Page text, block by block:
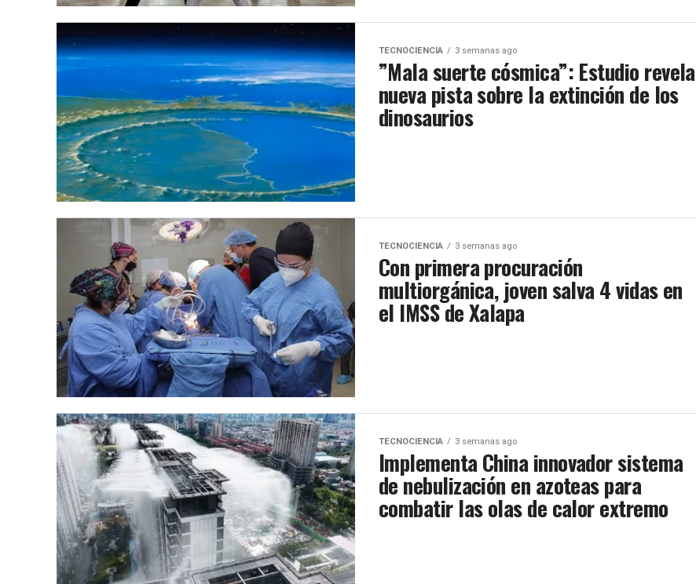
TECNOCIENCIA 3 semanas ago
​”Mala suerte cósmica”: Estudio revela
nueva pista sobre la extinción de los
dinosaurios
TECNOCIENCIA 3 semanas ago
Con primera procuración
multiorgánica, joven salva 4 vidas en
el IMSS de Xalapa
TECNOCIENCIA 3 semanas ago
Implementa China innovador sistema
de nebulización en azoteas para
combatir las olas de calor extremo